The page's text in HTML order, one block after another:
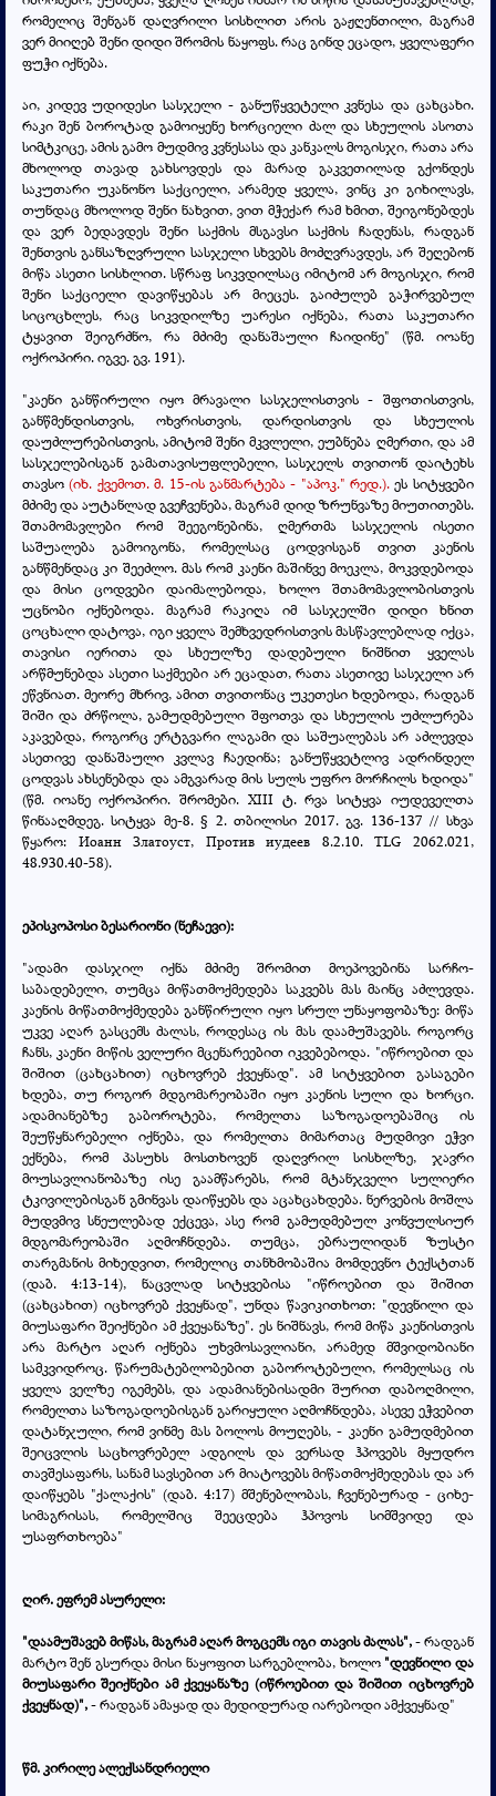
რომელიც შენგან დაღვრილი სისხლით არის გაჟღენთილი, მაგრამ
ვერ მიიღებ შენი დიდი შრომის ნაყოფს. რაც გინდ ეცადო, ყველაფერი
ფუჭი იქნება.
აი, კიდევ უდიდესი სასჯელი - განუწყვეტელი კვნესა და ცახცახი.
რაკი შენ ბოროტად გამოიყენე ხორციელი ძალ და სხეულის ასოთა
სიმტკიცე, ამის გამო მუდმივ კვნესასა და კანკალს მოგისჯი, რათა არა
მხოლოდ თავად გახსოვდეს და მარად გაკვეთილად გქონდეს
საკუთარი უკანონო საქციელი, არამედ ყველა, ვინც კი გიხილავს,
თუნდაც მხოლოდ შენი ნახვით, ვით მჭექარ რამ ხმით, შეიგონებდეს
და ვერ ბედავდეს შენი საქმის მსგავსი საქმის ჩადენას, რადგან
შენთვის განსაზღვრული სასჯელი სხვებს მოძღვრავდეს, არ შეღებონ
მიწა ასეთი სისხლით. სწრაფ სიკვდილსაც იმიტომ არ მოგისჯი, რომ
შენი საქციელი დავიწყებას არ მიეცეს. გაიძულებ გაჭირვებულ
სიცოცხლეს, რაც სიკვდილზე უარესი იქნება, რათა საკუთარი
ტყავით შეიგრძნო, რა მძიმე დანაშაული ჩაიდინე" (წმ. იოანე
ოქროპირი. იგვე. გვ. 191).
"კაენი განწირული იყო მრავალი სასჯელისთვის - შფოთისთვის,
განწმენდისთვის, ოხვრისთვის, დარდისთვის და სხეულის
დაუძლურებისთვის, ამიტომ შენი მკვლელი, ეუბნება ღმერთი, და ამ
სასჯელებისგან გამათავისუფლებელი, სასჯელს თვითონ დაიტეხს
თავსო(იხ. ქვემოთ. მ. 15-ის განმარტება - "აპოკ." რედ.). ეს სიტყვები
მძიმე და აუტანლად გვეჩვენება, მაგრამ დიდ ზრუნვაზე მიუთითებს.
შთამომავლები რომ შეეგონებინა, ღმერთმა სასჯელის ისეთი
საშუალება გამოიგონა, რომელსაც ცოდვისგან თვით კაენის
განწმენდაც კი შეეძლო. მას რომ კაენი მაშინვე მოეკლა, მოკვდებოდა
და მისი ცოდვები დაიმალებოდა, ხოლო შთამომავლობისთვის
უცნობი იქნებოდა. მაგრამ რაკიღა იმ სასჯელში დიდი ხნით
ცოცხალი დატოვა, იგი ყველა შემხვედრისთვის მასწავლებლად იქცა,
თავისი იერითა და სხეულზე დადებული ნიშნით ყველას
არწმუნებდა ასეთი საქმეები არ ეცადათ, რათა ასეთივე სასჯელი არ
ეწვნიათ. მეორე მხრივ, ამით თვითონაც უკეთესი ხდებოდა, რადგან
შიში და ძრწოლა, გამუდმებული შფოთვა და სხეულის უძლურება
აკავებდა, როგორც ერტგვარი ლაგამი და საშუალებას არ აძლევდა
ასეთივე დანაშაული კვლავ ჩაედინა; განუწყვეტლივ ადრინდელ
ცოდვას ახსენებდა და ამგვარად მის სულს უფრო მორჩილს ხდიდა"
(წმ. იოანე ოქროპირი. შრომები. XIII ტ. რვა სიტყვა იუდეველთა
წინააღმდეგ. სიტყვა მე-8. § 2. თბილისი 2017. გვ. 136-137 // სხვა
წყარო: Иоанн Златоуст, Против иудеев 8.2.10. TLG 2062.021,
48.930.40-58).
ეპისკოპოსი ბესარიონი (ნეჩაევი):
"ადამი დასჯილ იქნა მძიმე შრომით მოეპოვებინა სარჩო-
საბადებელი, თუმცა მიწათმოქმედება საკვებს მას მაინც აძლევდა.
კაენის მიწათმოქმედება განწირული იყო სრულ უნაყოფობაზე: მიწა
უკვე აღარ გასცემს ძალას, როდესაც ის მას დაამუშავებს. როგორც
ჩანს, კაენი მიწის ველური მცენარეებით იკვებებოდა. "იწროებით და
შიშით (ცახცახით) იცხოვრებ ქვეყნად". ამ სიტყვებით გასაგები
ხდება, თუ როგორ მდგომარეობაში იყო კაენის სული და ხორცი.
ადამიანებზე გაბოროტება, რომელთა საზოგადოებაშიც ის
შეუწყნარებელი იქნება, და რომელთა მიმართაც მუდმივი ეჭვი
ექნება, რომ პასუხს მოსთხოვენ დაღვრილ სისხლზე, ჯავრი
მოუსავლიანობაზე ისე გაამწარებს, რომ მტანჯველი სულიერი
ტკივილებისგან გმინვას დაიწყებს და აცახცახდება. ნერვების მოშლა
მუდვმივ სნეულებად ექცევა, ასე რომ გამუდმებულ კონვულსიურ
მდგომარეობაში აღმოჩნდება. თუმცა, ებრაულიდან ზუსტი
თარგმანის მიხედვით, რომელიც თანხმობაშია მომდევნო ტექსტთან
(დაბ. 4:13-14), ნაცვლად სიტყვებისა "იწროებით და შიშით
(ცახცახით) იცხოვრებ ქვეყნად", უნდა წავიკითხოთ: "დევნილი და
მიუსაფარი შეიქნები ამ ქვეყანაზე". ეს ნიშნავს, რომ მიწა კაენისთვის
არა მარტო აღარ იქნება უხვმოსავლიანი, არამედ მშვიდობიანი
სამკვიდროც. წარუმატებლობებით გაბოროტებული, რომელსაც ის
ყველა ველზე იგემებს, და ადამიანებისადმი შურით დაბოღმილი,
რომელთა საზოგადოებისგან გარიყული აღმოჩნდება, ასევე ეჭვებით
დატანჯული, რომ ვინმე მას ბოლოს მოუღებს, - კაენი გამუდმებით
შეიცვლის საცხოვრებელ ადგილს და ვერსად ჰპოვებს მყუდრო
თავშესაფარს, სანამ სავსებით არ მიატოვებს მიწათმოქმედებას და არ
დაიწყებს "ქალაქის" (დაბ. 4:17) მშენებლობას, ჩვენებურად - ციხე-
სიმაგრისას, რომელშიც შეეცდება ჰპოვოს სიმშვიდე და
უსაფრთხოება"
ღირ. ეფრემ ასურელი:
"დაამუშავებ მიწას, მაგრამ აღარ მოგცემს იგი თავის ძალას",-რადგან
მარტო შენ გსურდა მისი ნაყოფით სარგებლობა, ხოლო "დევნილი და
მიუსაფარი შეიქნები ამ ქვეყანაზე (იწროებით და შიშით იცხოვრებ
ქვეყნად)",- რადგან ამაყად და მედიდურად იარებოდი ამქვეყნად"
წმ. კირილე ალექსანდრიელი